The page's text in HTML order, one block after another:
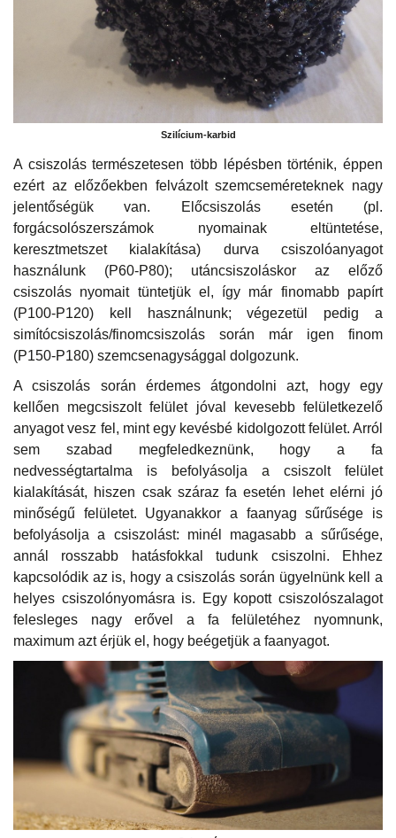
Szilícium-karbid
A csiszolás természetesen több lépésben történik, éppen
ezért az előzőekben felvázolt szemcseméreteknek nagy
jelentőségük van. Előcsiszolás esetén (pl.
forgácsolószerszámok nyomainak eltüntetése,
keresztmetszet kialakítása) durva csiszolóanyagot
használunk (P60-P80); utáncsiszoláskor az előző
csiszolás nyomait tüntetjük el, így már finomabb papírt
(P100-P120) kell használnunk; végezetül pedig a
simítócsiszolás/finomcsiszolás során már igen finom
(P150-P180) szemcsenagysággal dolgozunk.
A csiszolás során érdemes átgondolni azt, hogy egy
kellően megcsiszolt felület jóval kevesebb felületkezelő
anyagot vesz fel, mint egy kevésbé kidolgozott felület. Arról
sem szabad megfeledkeznünk, hogy a fa
nedvességtartalma is befolyásolja a csiszolt felület
kialakítását, hiszen csak száraz fa esetén lehet elérni jó
minőségű felületet. Ugyanakkor a faanyag sűrűsége is
befolyásolja a csiszolást: minél magasabb a sűrűsége,
annál rosszabb hatásfokkal tudunk csiszolni. Ehhez
kapcsolódik az is, hogy a csiszolás során ügyelnünk kell a
helyes csiszolónyomásra is. Egy kopott csiszolószalagot
felesleges nagy erővel a fa felületéhez nyomnunk,
maximum azt érjük el, hogy beégetjük a faanyagot.